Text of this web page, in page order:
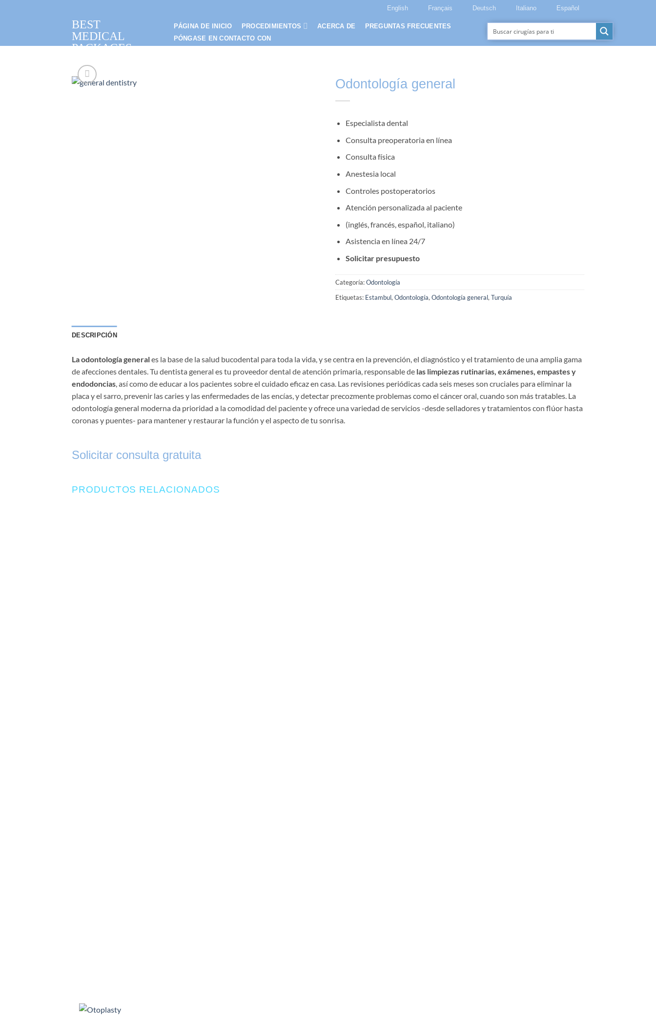
English Français Deutsch Italiano Español
BEST
MEDICAL
PACKAGES
PÁGINA DE INICIO PROCEDIMIENTOS ACERCA DE
PREGUNTAS FRECUENTES
PÓNGASE EN CONTACTO CON
Odontología general
Especialista dental
Consulta preoperatoria en línea
Consulta física
Anestesia local
Controles postoperatorios
Atención personalizada al paciente
(inglés, francés, español, italiano)
Asistencia en línea 24/7
Solicitar presupuesto
Categoría:Odontología
Etiquetas: Estambul, Odontología, Odontología general, Turquía
DESCRIPCIÓN
La odontología generales la base de la salud bucodental para toda la vida, y se centra en la prevención, el diagnóstico y el tratamiento de una amplia gama
de afecciones dentales. Tu dentista general es tu proveedor dental de atención primaria, responsable de las limpiezas rutinarias, exámenes, empastes y
endodoncias , así como de educar a los pacientes sobre el cuidado eficaz en casa. Las revisiones periódicas cada seis meses son cruciales para eliminar la
placa y el sarro, prevenir las caries y las enfermedades de las encías, y detectar precozmente problemas como el cáncer oral, cuando son más tratables. La
odontología general moderna da prioridad a la comodidad del paciente y ofrece una variedad de servicios -desde selladores y tratamientos con flúor hasta
coronas y puentes- para mantener y restaurar la función y el aspecto de tu sonrisa.
Solicitar consulta gratuita
PRODUCTOS RELACIONADOS